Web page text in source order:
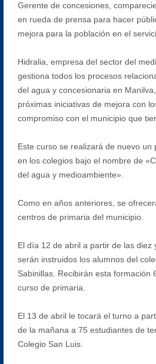
Gerente de concesiones,
en rueda de prensa para hacer
mejora para la población en el
Hidralia, empresa del sector del
gestiona todos los procesos
del agua y concesionaria en
próximas iniciativas de mejora con
compromiso con el municipio que
Este curso se realizará de nuevo un
en los colegios bajo el nombre de
del agua y medioambiente».
Como en años anteriores, se
centros de primaria del municipio.
El día 12 de abril a partir de las diez
serán instruidos los alumnos del
Sabinillas. Recibirán esta formación
curso de primaria.
El 13 de abril le tocará el turno a
de la mañana a 75 estudiantes de
Colegio San Luis.